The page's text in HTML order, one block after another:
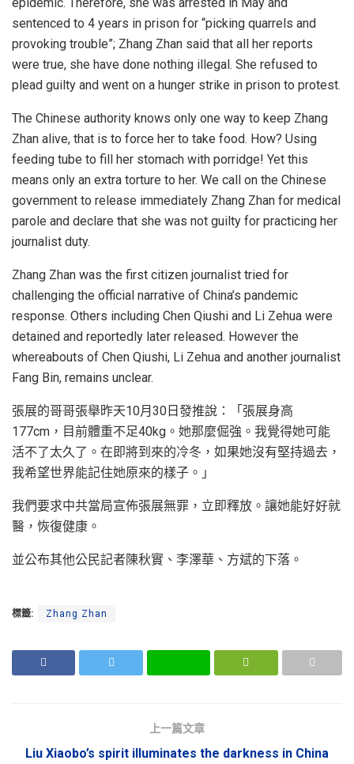
epidemic. Therefore, she was arrested in May and
sentenced to 4 years in prison for “picking quarrels and
provoking trouble”; Zhang Zhan said that all her reports
were true, she have done nothing illegal. She refused to
plead guilty and went on a hunger strike in prison to protest.
The Chinese authority knows only one way to keep Zhang
Zhan alive, that is to force her to take food. How? Using
feeding tube to fill her stomach with porridge! Yet this
means only an extra torture to her. We call on the Chinese
government to release immediately Zhang Zhan for medical
parole and declare that she was not guilty for practicing her
journalist duty.
Zhang Zhan was the first citizen journalist tried for
challenging the official narrative of China’s pandemic
response. Others including Chen Qiushi and Li Zehua were
detained and reportedly later released. However the
whereabouts of Chen Qiushi, Li Zehua and another journalist
Fang Bin, remains unclear.
張展的哥哥張舉昨天10月30日發推說：「張展身高
177cm，目前體重不足40kg。她那麼倔強。我覺得她可能
活不了太久了。在即將到來的冷冬，如果她沒有堅持過去，
我希望世界能記住她原來的樣子。」
我們要求中共當局宣佈張展無罪，立即釋放。讓她能好好就
醫，恢復健康。
並公布其他公民記者陳秋實、李澤華、方斌的下落。
標籤: Zhang Zhan
上一篇文章
Liu Xiaobo’s spirit illuminates the darkness in China